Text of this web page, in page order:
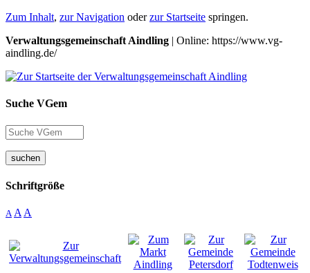
Zum Inhalt, zur Navigation oderzur Startseite springen.
Verwaltungsgemeinschaft Aindling | Online: https://www.vg-
aindling.de/
Suche VGem
suchen
Schriftgröße
A A A